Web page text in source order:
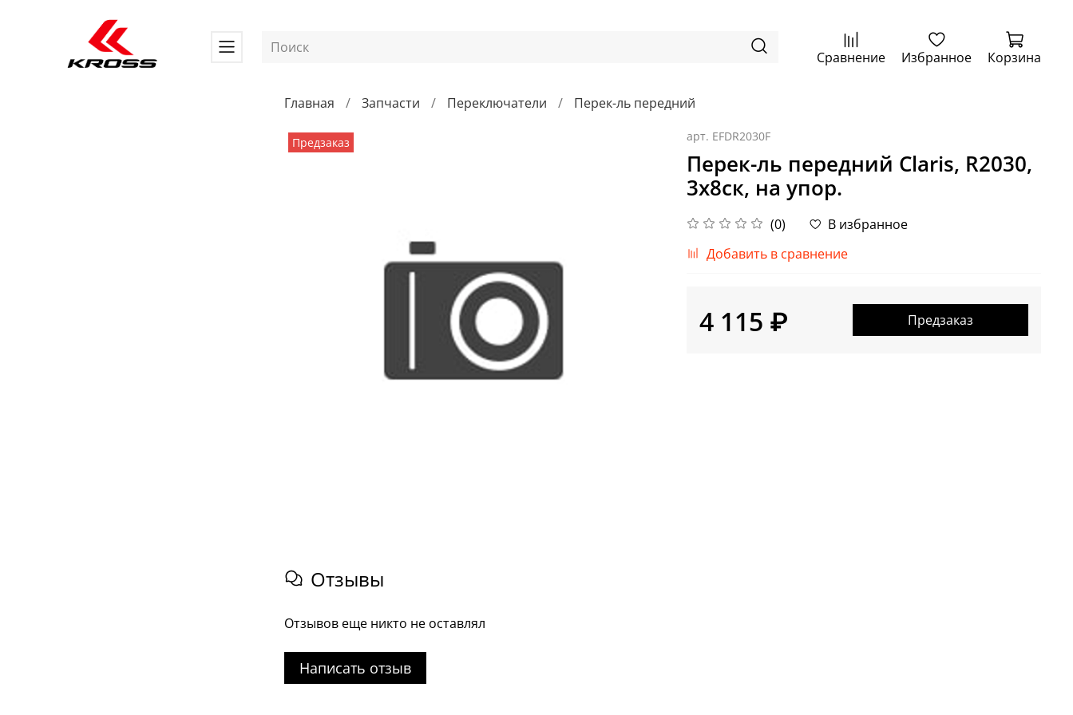
Сравнение Избранное Корзина
Главная Запчасти Переключатели Перек-ль передний
Предзаказ арт. EFDR2030F
Перек-ль передний Claris, R2030,
3x8ск, на упор.
(0)
В избранное
Добавить в сравнение
4 115 ₽ Предзаказ
Отзывы
Отзывов еще никто не оставлял
Написать отзыв